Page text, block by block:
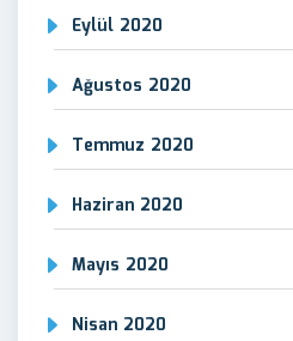
Eylül 2020
Ağustos 2020
Temmuz 2020
Haziran 2020
Mayıs 2020
Nisan 2020